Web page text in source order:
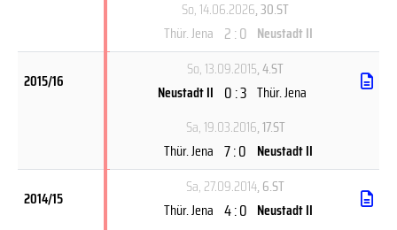
So, 14.06.2026, 30.ST
Thür. Jena 2 : 0 Neustadt II
2015/16
So, 13.09.2015, 4.ST
Neustadt II 0 : 3 Thür. Jena
Sa, 19.03.2016, 17.ST
Thür. Jena 7 : 0 Neustadt II
2014/15
Sa, 27.09.2014, 6.ST
Thür. Jena 4 : 0 Neustadt II